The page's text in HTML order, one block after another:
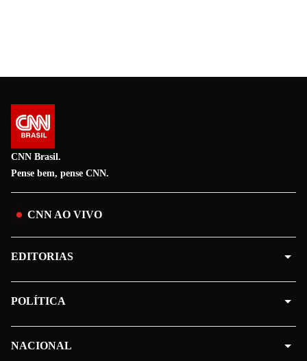
CNN Brasil.
Pense bem, pense CNN.
CNN AO VIVO
EDITORIAS
POLÍTICA
NACIONAL